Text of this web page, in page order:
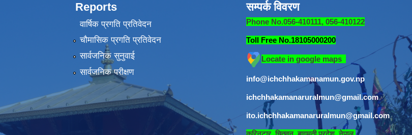
Reports
वार्षिक प्रगति प्रतिवेदन
चौमासिक प्रगति प्रतिवेदन
सार्वजनिक सुनुवाई
सार्वजनिक परीक्षण
सम्पर्क विवरण
Phone No.056-410111, 056-410122
Toll Free No.18105000200
Locate in google maps
info@ichchhakamanamun.gov.np
ichchhakamanaruralmun@gmail.com
ito.ichchhakamanaruralmun@gmail.com​